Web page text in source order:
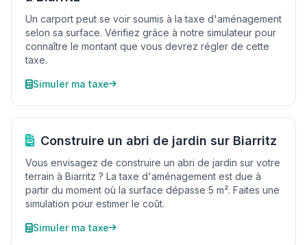
Un carport peut se voir soumis à la taxe d'aménagement
selon sa surface. Vérifiez grâce à notre simulateur pour
connaître le montant que vous devrez régler de cette
taxe.
Simuler ma taxe
Construire un abri de jardin sur Biarritz
Vous envisagez de construire un abri de jardin sur votre
terrain à Biarritz ? La taxe d'aménagement est due à
partir du moment où la surface dépasse 5 m². Faites une
simulation pour estimer le coût.
Simuler ma taxe